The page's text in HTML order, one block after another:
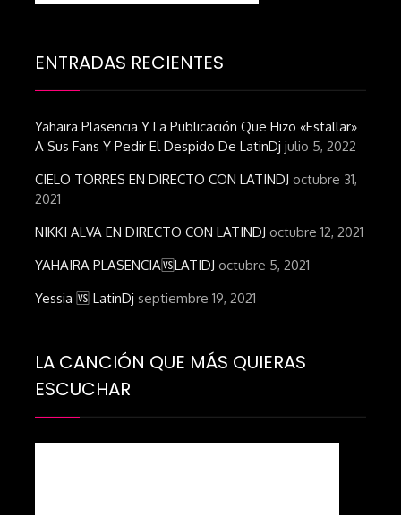
ENTRADAS RECIENTES
Yahaira Plasencia Y La Publicación Que Hizo «estallar»
A Sus Fans Y Pedir El Despido De LatinDj julio 5, 2022
CIELO TORRES EN DIRECTO CON LATINDJ octubre 31,
2021
NIKKI ALVA EN DIRECTO CON LATINDJ octubre 12, 2021
YAHAIRA PLASENCIA🆚LATIDJ octubre 5, 2021
Yessia 🆚 LatinDj septiembre 19, 2021
LA CANCIÓN QUE MÁS QUIERAS
ESCUCHAR